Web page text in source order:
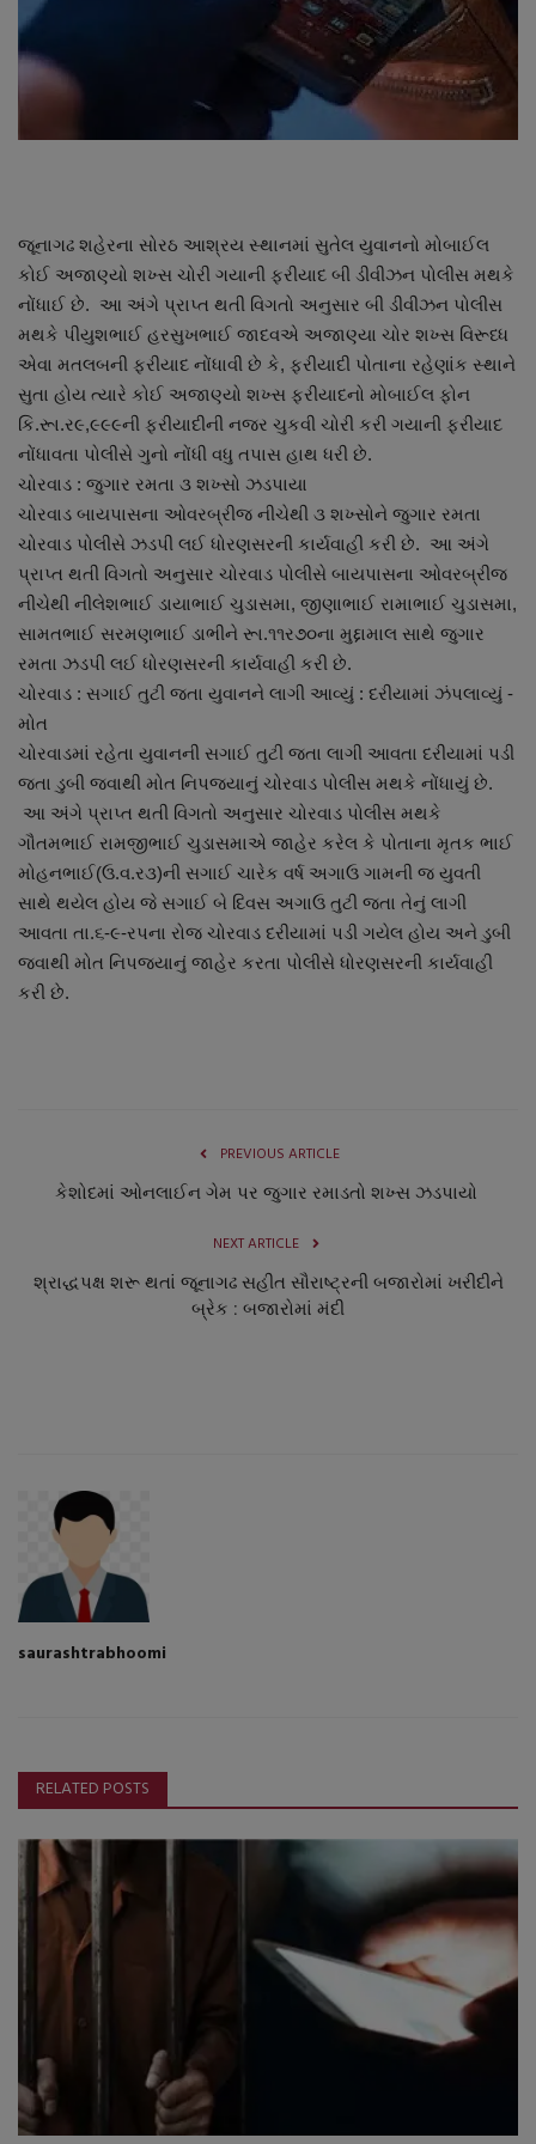
About Author
Contact
Dipotsav Special
રાષ્ટ્રીય
ગુજરાત
જુનાગઢ
Support US
બજારના સમાચાર
નાણાંકીય સમાચાર
સ્થાનિક સમાચાર
સ્પોર્ટ્સ
રાશિફળ
ગુનાખોરી
બોલિવૂડ
સ્વાસ્થ્ય
જૂનાગઢ શહેરના સોરઠ આશ્રય સ્થાનમાં સુતેલ યુવાનનો મોબાઈલ
કોઈ અજાણ્યો શખ્સ ચોરી ગયાની ફરીયાદ બી ડીવીઝન પોલીસ મથકે
નોંધાઈ છે. આ અંગે પ્રાપ્ત થતી વિગતો અનુસાર બી ડીવીઝન પોલીસ
મથકે પીયુશભાઈ હરસુખભાઈ જાદવએ અજાણ્યા ચોર શખ્સ વિરૂધ્ધ
એવા મતલબની ફરીયાદ નોંધાવી છે કે, ફરીયાદી પોતાના રહેણાંક સ્થાને
સુતા હોય ત્યારે કોઈ અજાણ્યો શખ્સ ફરીયાદનો મોબાઈલ ફોન
કિ.રૂા.ર૯,૯૯૯ની ફરીયાદીની નજર ચુકવી ચોરી કરી ગયાની ફરીયાદ
નોંધાવતા પોલીસે ગુનો નોંધી વધુ તપાસ હાથ ધરી છે.
ચોરવાડ : જુગાર રમતા ૩ શખ્સો ઝડપાયા
ચોરવાડ બાયપાસના ઓવરબ્રીજ નીચેથી ૩ શખ્સોને જુગાર રમતા
ચોરવાડ પોલીસે ઝડપી લઈ ધોરણસરની કાર્યવાહી કરી છે. આ અંગે
પ્રાપ્ત થતી વિગતો અનુસાર ચોરવાડ પોલીસે બાયપાસના ઓવરબ્રીજ
નીચેથી નીલેશભાઈ ડાયાભાઈ ચુડાસમા, જીણાભાઈ રામાભાઈ ચુડાસમા,
સામતભાઈ સરમણભાઈ ડાભીને રૂા.૧૧ર૭૦ના મુદ્દામાલ સાથે જુગાર
રમતા ઝડપી લઈ ધોરણસરની કાર્યવાહી કરી છે.
ચોરવાડ : સગાઈ તુટી જતા યુવાનને લાગી આવ્યું : દરીયામાં ઝંપલાવ્યું -
મોત
ચોરવાડમાં રહેતા યુવાનની સગાઈ તુટી જતા લાગી આવતા દરીયામાં પડી
જતા ડુબી જવાથી મોત નિપજયાનું ચોરવાડ પોલીસ મથકે નોંધાયું છે.
આ અંગે પ્રાપ્ત થતી વિગતો અનુસાર ચોરવાડ પોલીસ મથકે
ગૌતમભાઈ રામજીભાઈ ચુડાસમાએ જાહેર કરેલ કે પોતાના મૃતક ભાઈ
મોહનભાઈ(ઉ.વ.ર૩)ની સગાઈ ચારેક વર્ષ અગાઉ ગામની જ યુવતી
સાથે થયેલ હોય જે સગાઈ બે દિવસ અગાઉ તુટી જતા તેનું લાગી
આવતા તા.૬-૯-રપના રોજ ચોરવાડ દરીયામાં પડી ગયેલ હોય અને ડુબી
જવાથી મોત નિપજયાનું જાહેર કરતા પોલીસે ધોરણસરની કાર્યવાહી
કરી છે.
PREVIOUS ARTICLE
કેશોદમાં ઓનલાઈન ગેમ પર જુગાર રમાડતો શખ્સ ઝડપાયો
NEXT ARTICLE
શ્રાદ્ધપક્ષ શરૂ થતાં જૂનાગઢ સહીત સૌરાષ્ટ્રની બજારોમાં ખરીદીને
બ્રેક : બજારોમાં મંદી
saurashtrabhoomi
RELATED POSTS